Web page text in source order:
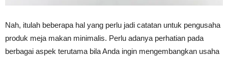
Nah, itulah beberapa hal yang perlu jadi catatan untuk pengusaha
produk meja makan minimalis. Perlu adanya perhatian pada
berbagai aspek terutama bila Anda ingin mengembangkan usaha